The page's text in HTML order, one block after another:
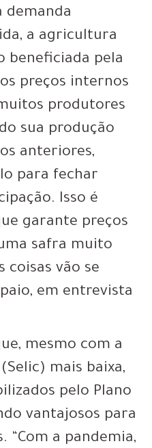
demanda
a agricultura
beneficiada pela
preços internos
produtores
sua produção
anteriores,
para fechar
Isso é
garante preços
safra muito
coisas vão se
em entrevista
mesmo com a
mais baixa,
pelo Plano
vantajosos para
“Com a pandemia,